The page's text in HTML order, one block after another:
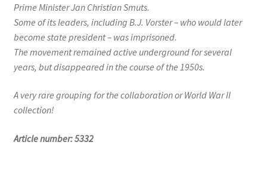
Prime Minister Jan Christian Smuts.
Some of its leaders, including B.J. Vorster – who would later
become state president – was imprisoned.
The movement remained active underground for several
years, but disappeared in the course of the 1950s.
A very rare grouping for the collaboration or World War II
collection!
Article number: 5332